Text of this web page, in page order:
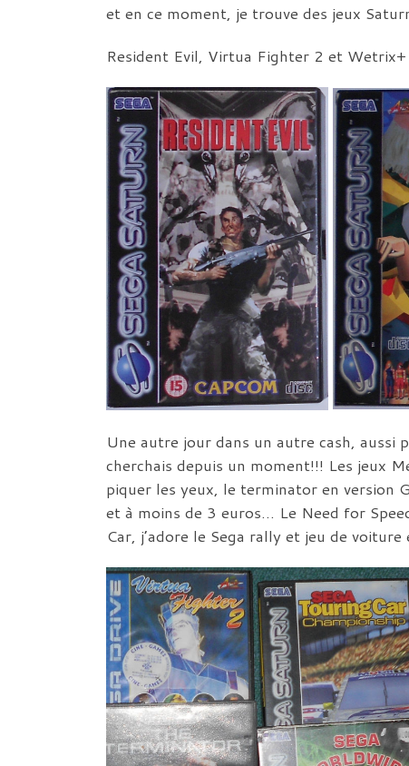
et en ce moment, je trouve des jeux
Resident Evil, Virtua Fighter 2 et
Une autre jour dans un autre cash, aussi
cherchais depuis un moment!!! Les jeux
piquer les yeux, le terminator en version
et à moins de 3 euros… Le Need for
Car, j’adore le Sega rally et jeu de